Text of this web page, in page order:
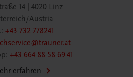
14 | 4020 Linz
Austria
+43 732 778241
+43 664 88 58 69 41
erfahren